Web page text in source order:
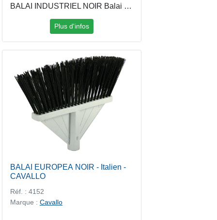
BALAI INDUSTRIEL NOIR Balai industriel noir à fibres rigides, conçu pour le nettoyage intensif des sols intérieurs et extérieurs. Robuste et efficace, il permet de balayer facilement les poussières lourdes et déchets dans les environnements professionnels. Idéal pour ateliers, entrepôts et collectivités. Références de manches conseillés : 749 - MANCHE Bois Vernis 1,30M - Italien - CISNE 147 / 148 / 150 - MANCHE Inox 1,40M - Italien - CAVALLO 4373 / 4374 / 4375 / 4376 - MANCHE Aluminium 1,40M - Bleu - CISNE 4378 - MANCHE Aluminium 1,50M - CISNE
Plus d'infos
BALAI EUROPEA NOIR - Italien -
CAVALLO
Réf. : 4152
Marque : Cavallo